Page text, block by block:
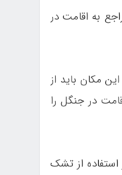
به اقامت در
مکان باید از
در جنگل را
از تشک